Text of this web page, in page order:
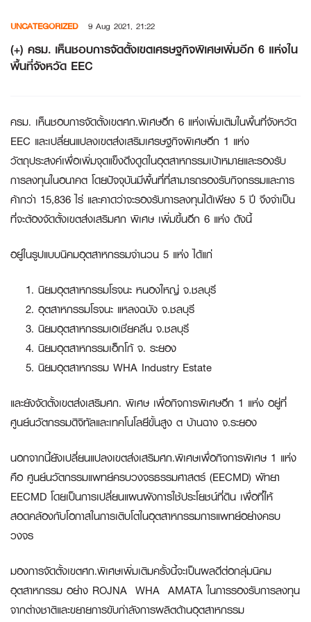
content
UNCATEGORIZED 9 Aug 2021, 21:22
(+) ครม. เห็นชอบการจัดตั้งเขตเศรษฐกิจพิเศษเพิ่มอีก 6 แห่งใน
พื้นที่จังหวัด EEC
ครม. เห็นชอบการจัดตั้งเขตศก.พิเศษอีก 6 แห่งเพิ่มเติมในพื้นที่จังหวัด
EEC และเปลี่ยนแปลงเขตส่งเสริมเศรษฐกิจพิเศษอีก 1 แห่ง
วัตถุประสงค์เพื่อเพิ่มจุดแข็งดึงดูดในอุตสาหกรรมเป้าหมายและรองรับ
การลงทุนในอนาคต โดยปัจจุบันมีพื้นที่ที่สามารถรองรับกิจกรรมและการ
ค้ากว่า 15,836 ไร่ และคาดว่าจะรองรับการลงทุนได้เพียง 5 ปี จึงจำเป็น
ที่จะต้องจัดตั้งเขตส่งเสริมศก พิเศษ เพิ่มขึ้นอีก 6 แห่ง ดังนี้
อยู่ในรูปแบบนิคมอุตสาหกรรมจำนวน 5 แห่ง ได้แก่
นิยมอุตสาหกรรมโรจนะ หนองใหญ่ จ.ชลบุรี
อุตสาหกรรมโรจนะ แหลงฉบัง จ.ชลบุรี
นิยมอุตสาหกรรมเอเชียคลีน จ.ชลบุรี
นิยมอุตสาหกรรมเอ็กโก้ จ. ระยอง
นิยมอุตสาหกรรม WHA Industry Estate
และยังจัดตั้งเขตส่งเสริมศก. พิเศษ เพื่อกิจการพิเศษอีก 1 แห่ง อยู่ที่
ศูนย์นวัตกรรมดิจิทัลและเทคโนโลยีขั้นสูง ต บ้านฉาง จ.ระยอง
นอกจากนี้ยังเปลี่ยนแปลงเขตส่งเสริมศก.พิเศษเพื่อกิจการพิเศษ 1 แห่ง
คือ ศูนย์นวัตกรรมแพทย์ครบวงจรธรรมศาสตร์ (EECMD) พัทยา
EECMD โดยเป็นการเปลี่ยนแผนผังการใช้ประโยชน์ที่ดิน เพื่อที่ให้
สอดคล้องกับโอกาสในการเติบโตในอุตสาหกรรมการแพทย์อย่างครบ
วงจร
มองการจัดตั้งเขตศก.พิเศษเพิ่มเติมครั้งนี้จะเป็นผลดีต่อกลุ่มนิคม
อุตสาหกรรม อย่าง ROJNA WHA AMATA ในการรองรับการลงทุน
จากต่างชาติและขยายการขับกำลังการผลิตด้านอุตสาหกรรม